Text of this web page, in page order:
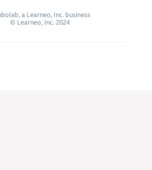
a Learneo, Inc. business
© Learneo, Inc. 2024